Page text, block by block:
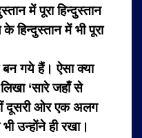
में पूरा हिन्दुस्तान
हिन्दुस्तान में भी पूरा
बन गये हैं। ऐसा क्या
‘सारे जहाँ से
दूसरी ओर एक अलग
उन्होंने ही रखा।